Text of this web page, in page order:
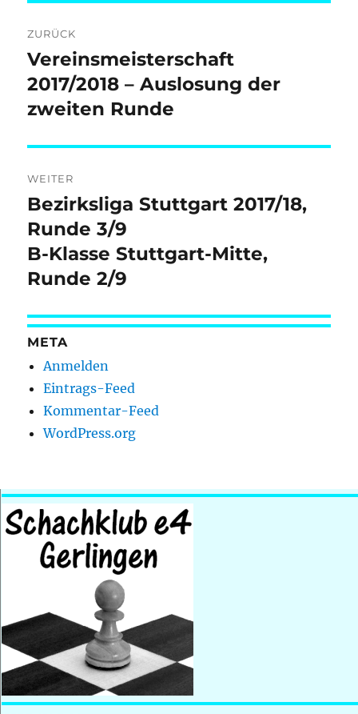
ZURÜCK
Vorheriger
Beitrag:
Vereinsmeisterschaft
2017/2018 – Auslosung der
zweiten Runde
WEITER
Nächster
Beitrag:
Bezirksliga Stuttgart 2017/18,
Runde 3/9
B-Klasse Stuttgart-Mitte,
Runde 2/9
META
Anmelden
Eintrags-Feed
Kommentar-Feed
WordPress.org